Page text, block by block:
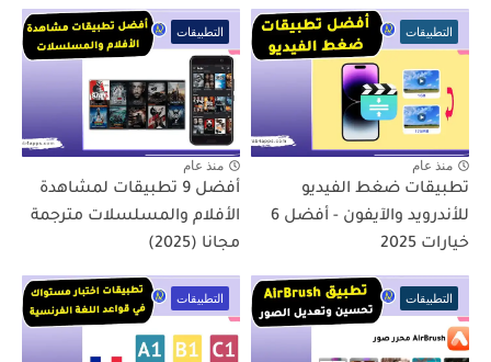
التطبيقات
منذ عام
تطبيقات ضغط الفيديو
للأندرويد والآيفون - أفضل 6
خيارات 2025
التطبيقات
منذ عام
أفضل 9 تطبيقات لمشاهدة
الأفلام والمسلسلات مترجمة
مجانا (2025)
التطبيقات التطبيقات